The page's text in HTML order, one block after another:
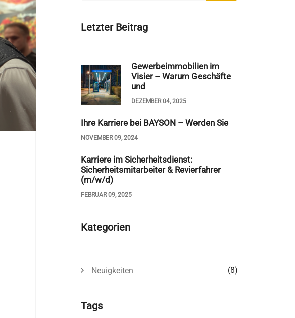
Letzter Beitrag
Gewerbeimmobilien im
Visier – Warum Geschäfte
und
DEZEMBER 04, 2025
Ihre Karriere bei BAYSON – Werden Sie
NOVEMBER 09, 2024
Karriere im Sicherheitsdienst:
Sicherheitsmitarbeiter & Revierfahrer
(m/w/d)
FEBRUAR 09, 2025
Kategorien
Neuigkeiten (8)
Tags